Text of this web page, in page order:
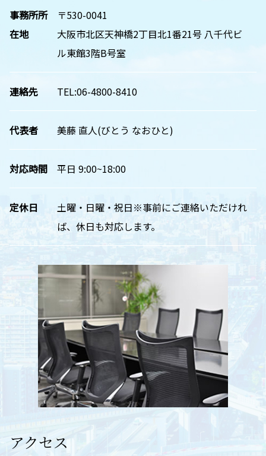
事務所所
在地
〒530-0041
大阪市北区天神橋2丁目北1番21号 八千代ビ
ル東館3階B号室
連絡先 TEL:06-4800-8410
代表者 美藤 直人(びとう なおひと)
対応時間 平日 9:00~18:00
定休日
土曜・日曜・祝日※事前にご連絡いただけれ
ば、休日も対応します。
アクセス